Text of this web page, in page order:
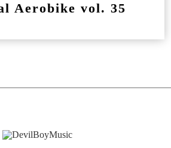
Aerobike vol. 35